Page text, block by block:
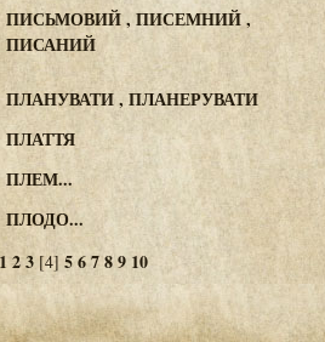
ПИСЬМОВИЙ , ПИСЕМНИЙ ,
ПИСАНИЙ
ПЛАНУВАТИ , ПЛАНЕРУВАТИ
ПЛАТТЯ
ПЛЕМ...
ПЛОДО...
1 23 [4] 56789 10